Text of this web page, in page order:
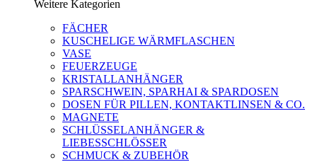
Weitere Kategorien
FÄCHER
KUSCHELIGE WÄRMFLASCHEN
VASE
FEUERZEUGE
KRISTALLANHÄNGER
SPARSCHWEIN, SPARHAI & SPARDOSEN
DOSEN FÜR PILLEN, KONTAKTLINSEN & CO.
MAGNETE
SCHLÜSSELANHÄNGER &
LIEBESSCHLÖSSER
SCHMUCK & ZUBEHÖR